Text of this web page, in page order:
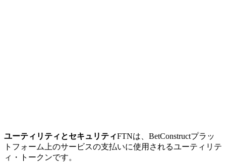
ユーティリティとセキュリティFTNは、BetConstructプラッ
トフォーム上のサービスの支払いに使用されるユーティリテ
ィ・トークンです。